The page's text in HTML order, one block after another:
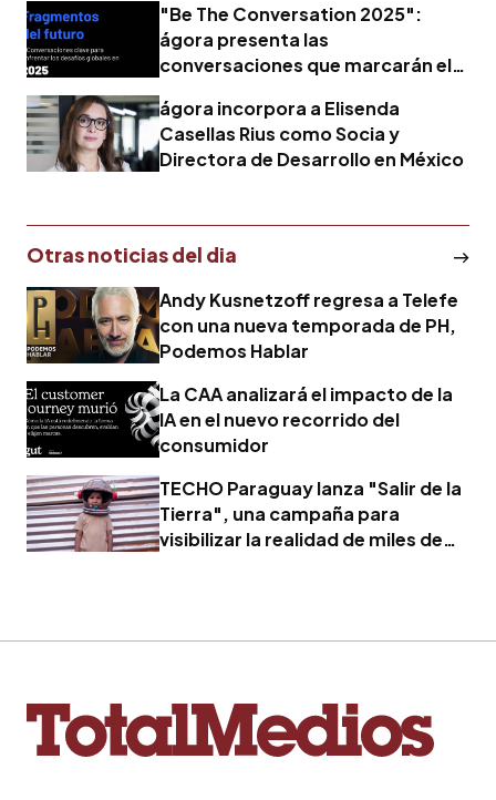
"Be The Conversation 2025":
ágora presenta las
conversaciones que marcarán el
ágora incorpora a Elisenda
Casellas Rius como Socia y
Directora de Desarrollo en México
Otras noticias del dia
Andy Kusnetzoff regresa a Telefe
con una nueva temporada de PH,
Podemos Hablar
La CAA analizará el impacto de la
IA en el nuevo recorrido del
consumidor
TECHO Paraguay lanza "Salir de la
Tierra", una campaña para
visibilizar la realidad de miles de